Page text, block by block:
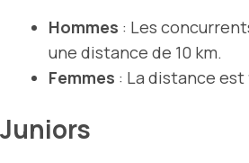
Hommes : Les
une distance de 10 km.
Femmes : La distance est
Juniors